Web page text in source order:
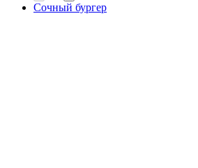
Сочный бургер